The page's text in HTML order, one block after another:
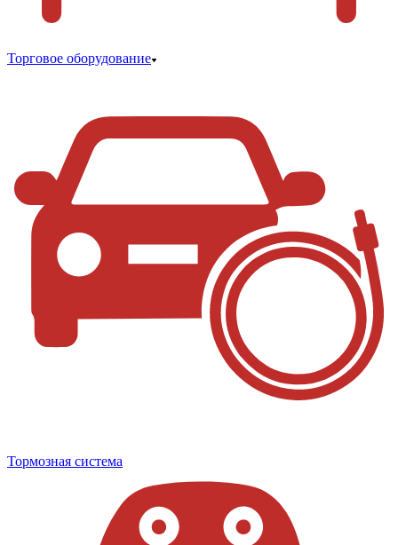
Торговое оборудование
Тормозная система